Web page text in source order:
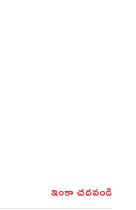
ఇంకా చదవండి